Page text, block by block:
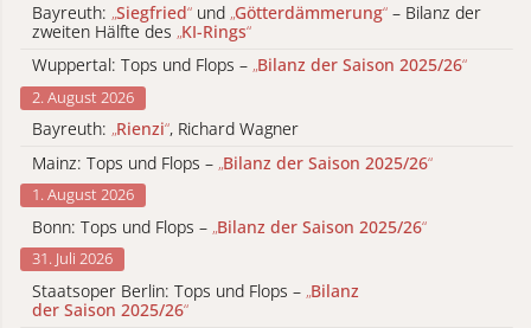
Bayreuth: „Siegfried“ und „Götterdämmerung“ – Bilanz der
zweiten Hälfte des „KI-Rings“
Wuppertal: Tops und Flops – „Bilanz der Saison 2025/26“
2. August 2026
Bayreuth: „Rienzi“, Richard Wagner
Mainz: Tops und Flops – „Bilanz der Saison 2025/26“
1. August 2026
Bonn: Tops und Flops – „Bilanz der Saison 2025/26“
31. Juli 2026
Staatsoper Berlin: Tops und Flops – „Bilanz
der Saison 2025/26“